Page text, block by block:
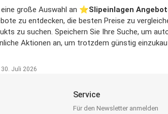
große Auswahl an ⭐️Slipeinlagen
zu entdecken, die besten Preise zu
zu suchen. Speichern Sie Ihre Suche, um
Aktionen an, um trotzdem günstig
Juli 2026
Service
Für den Newsletter anmelden